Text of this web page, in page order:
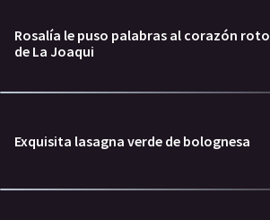
Rosalía le puso palabras al corazón roto
de La Joaqui
Exquisita lasagna verde de bolognesa